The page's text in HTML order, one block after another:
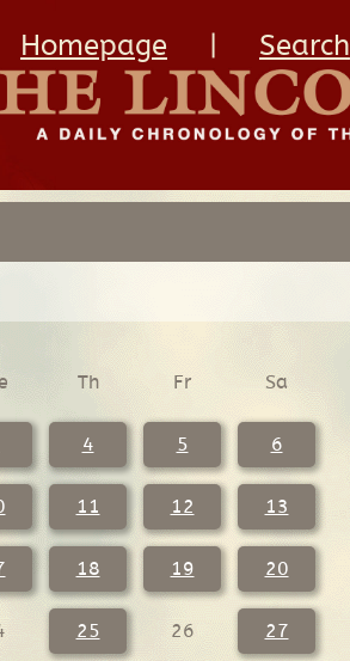
Homepage Search
Th Fr Sa
4 5 6
11 12 13
18 19 20
25 26 27